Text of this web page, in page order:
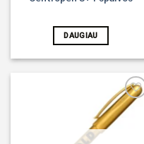
DAUGIAU